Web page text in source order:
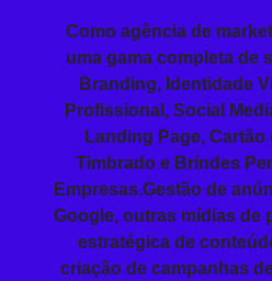
Como agência de
uma gama completa de
Branding, Identidade
Profissional, Social
Landing Page, Cartão
Timbrado e Brindes
Empresas.Gestão de
Google, outras mídias de
estratégica de
criação de campanhas